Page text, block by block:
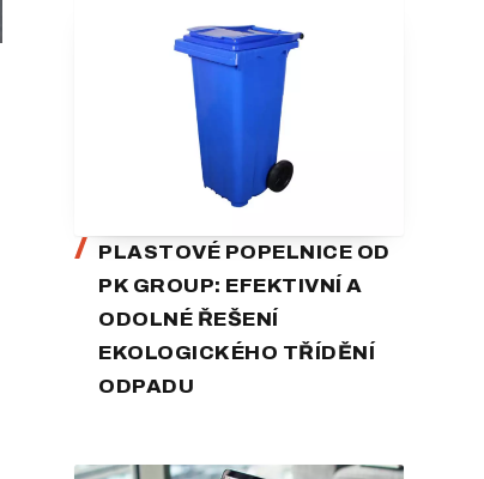
PLASTOVÉ POPELNICE OD
PK GROUP: EFEKTIVNÍ A
ODOLNÉ ŘEŠENÍ
EKOLOGICKÉHO TŘÍDĚNÍ
ODPADU